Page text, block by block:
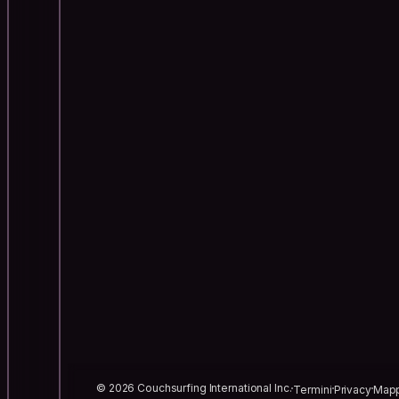
© 2026 Couchsurfing International Inc.TerminiPrivacy